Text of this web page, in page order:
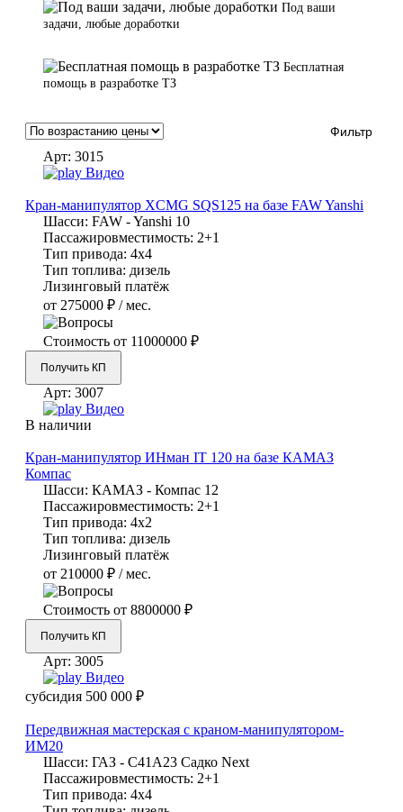
Под ваши
задачи, любые доработки
Бесплатная
помощь в разработке ТЗ
Фильтр
Арт: 3015
Видео
Кран-манипулятор XCMG SQS125 на базе FAW Yanshi
Шасси: FAW - Yanshi 10
Пассажировместимость: 2+1
Тип привода: 4х4
Тип топлива: дизель
Лизинговый платёж
от 275000 ₽ / мес.
Стоимость от 11000000 ₽
Получить КП
Арт: 3007
Видео
В наличии
Кран-манипулятор ИНман IT 120 на базе КАМАЗ
Компас
Шасси: КАМАЗ - Компас 12
Пассажировместимость: 2+1
Тип привода: 4х2
Тип топлива: дизель
Лизинговый платёж
от 210000 ₽ / мес.
Стоимость от 8800000 ₽
Получить КП
Арт: 3005
Видео
субсидия 500 000 ₽
Передвижная мастерская с краном-манипулятором-
ИМ20
Шасси: ГАЗ - С41А23 Садко Next
Пассажировместимость: 2+1
Тип привода: 4х4